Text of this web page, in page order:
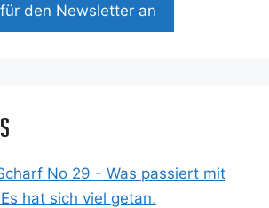
den News­let­ter an
No 29 - Was passiert mit
hat sich viel getan.